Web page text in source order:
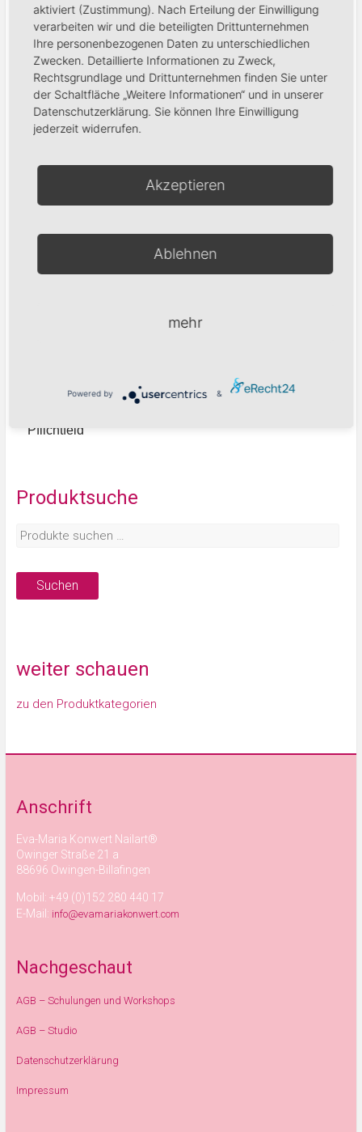
Stadt*
Land*
Telefon tagsüber*
Pflichtfeld
Produktsuche
Suchen
weiter schauen
zu den Produktkategorien
Anschrift
Eva-Maria Konwert Nailart®
Owinger Straße 21 a
88696 Owingen-Billafingen
Mobil: +49 (0)152 280 440 17
E-Mail: info@evamariakonwert.com
Nachgeschaut
AGB – Schulungen und Workshops
AGB – Studio
Datenschutzerklärung
Impressum
aktiviert (Zustimmung). Nach Erteilung der Einwilligung
verarbeiten wir und die beteiligten Drittunternehmen
Ihre personenbezogenen Daten zu unterschiedlichen
Zwecken. Detaillierte Informationen zu Zweck,
Rechtsgrundlage und Drittunternehmen finden Sie unter
der Schaltfläche „Weitere Informationen“ und in unserer
Datenschutzerklärung. Sie können Ihre Einwilligung
jederzeit widerrufen.
Akzeptieren
Ablehnen
mehr
Powered by &